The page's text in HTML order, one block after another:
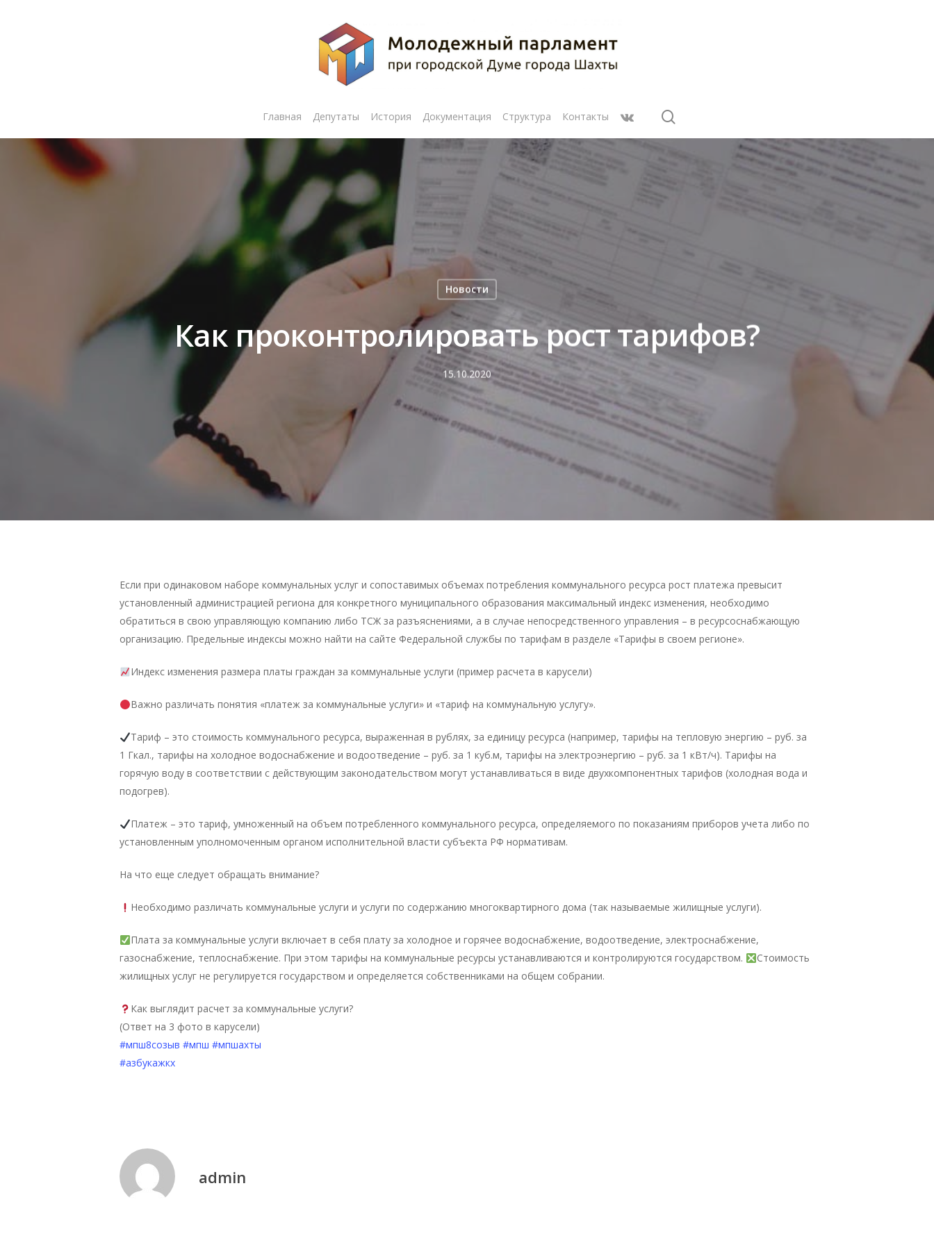
Нажмите Enter для поиска или ESC чтобы закрыть
Главная Депутаты История Документация Структура Контакты
Новости
Как проконтролировать рост тарифов?
15.10.2020
Если при одинаковом наборе коммунальных услуг и сопоставимых объемах потребления коммунального ресурса рост платежа превысит
установленный администрацией региона для конкретного муниципального образования максимальный индекс изменения, необходимо
обратиться в свою управляющую компанию либо ТСЖ за разъяснениями, а в случае непосредственного управления – в ресурсоснабжающую
организацию. Предельные индексы можно найти на сайте Федеральной службы по тарифам в разделе «Тарифы в своем регионе».
Индекс изменения размера платы граждан за коммунальные услуги (пример расчета в карусели)
Важно различать понятия «платеж за коммунальные услуги» и «тариф на коммунальную услугу».
Тариф – это стоимость коммунального ресурса, выраженная в рублях, за единицу ресурса (например, тарифы на тепловую энергию – руб. за
1 Гкал., тарифы на холодное водоснабжение и водоотведение – руб. за 1 куб.м, тарифы на электроэнергию – руб. за 1 кВт/ч). Тарифы на
горячую воду в соответствии с действующим законодательством могут устанавливаться в виде двухкомпонентных тарифов (холодная вода и
подогрев).
Платеж – это тариф, умноженный на объем потребленного коммунального ресурса, определяемого по показаниям приборов учета либо по
установленным уполномоченным органом исполнительной власти субъекта РФ нормативам.
На что еще следует обращать внимание?
Необходимо различать коммунальные услуги и услуги по содержанию многоквартирного дома (так называемые жилищные услуги).
Плата за коммунальные услуги включает в себя плату за холодное и горячее водоснабжение, водоотведение, электроснабжение,
газоснабжение, теплоснабжение. При этом тарифы на коммунальные ресурсы устанавливаются и контролируются государством.
Стоимость
жилищных услуг не регулируется государством и определяется собственниками на общем собрании.
Как выглядит расчет за коммунальные услуги?
(Ответ на 3 фото в карусели)
#мпш8созыв #мпш #мпшахты
#азбукажкх
admin